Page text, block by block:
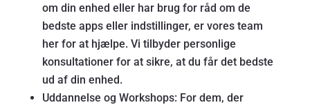
om din enhed eller har brug for råd om de
bedste apps eller indstillinger, er vores team
her for at hjælpe. Vi tilbyder personlige
konsultationer for at sikre, at du får det bedste
ud af din enhed.
Uddannelse og Workshops: For dem, der